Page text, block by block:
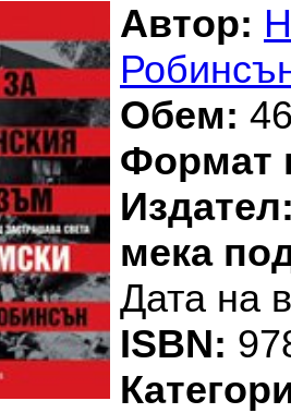
Автор:
Обем:
Формат
мека
Дата на
ISBN: